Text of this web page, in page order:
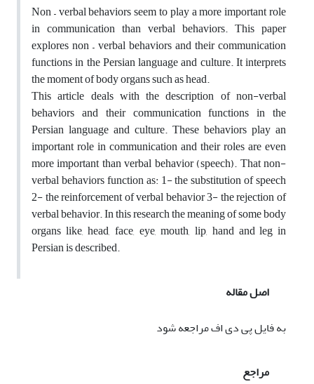
Non – verbal behaviors seem to play a more important role
in communication than verbal behaviors. This paper
explores non – verbal behaviors and their communication
functions in the Persian language and culture. It interprets
the moment of body organs such as head.
This article deals with the description of non-verbal
behaviors and their communication functions in the
Persian language and culture. These behaviors play an
important role in communication and their roles are even
more important than verbal behavior (speech). That non-
verbal behaviors function as: 1- the substitution of speech
2- the reinforcement of verbal behavior 3- the rejection of
verbal behavior. In this research the meaning of some body
organs like, head, face, eye, mouth, lip, hand and leg in
Persian is described.
اصل مقاله
به فایل پی دی اف مراجعه شود
مراجع